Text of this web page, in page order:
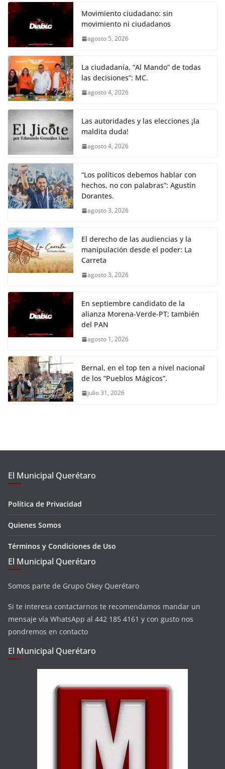
Movimiento ciudadano: sin
movimiento ni ciudadanos
agosto 5, 2026
La ciudadanía, “Al Mando” de todas
las decisiones”: MC.
agosto 4, 2026
Las autoridades y las elecciones ¡la
maldita duda!
agosto 4, 2026
“Los políticos debemos hablar con
hechos, no con palabras”: Agustín
Dorantes.
agosto 3, 2026
El derecho de las audiencias y la
manipulación desde el poder: La
Carreta
agosto 3, 2026
En septiembre candidato de la
alianza Morena-Verde-PT; también
del PAN
agosto 1, 2026
Bernal, en el top ten a nivel nacional
de los “Pueblos Mágicos”.
julio 31, 2026
El Municipal Querétaro
Política de Privacidad
Quienes Somos
Términos y Condiciones de Uso
El Municipal Querétaro
Somos parte de Grupo Okey Querétaro
Si te interesa contactarnos te recomendamos mandar un
mensaje vía WhatsApp al 442 185 4161 y con gusto nos
pondremos en contacto
El Municipal Querétaro